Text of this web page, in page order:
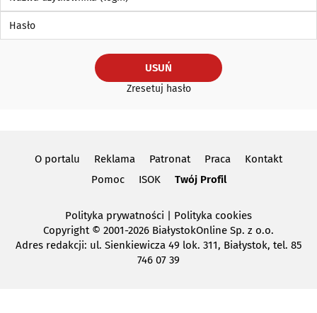
USUŃ
Zresetuj hasło
O portalu Reklama Patronat Praca
Kontakt
Pomoc
ISOK Twój Profil
Polityka prywatności
Polityka cookies
Copyright© 2001-2026 BiałystokOnline Sp. z o.o.
Adres redakcji: ul. Sienkiewicza 49 lok. 311, Białystok, tel. 85
746 07 39